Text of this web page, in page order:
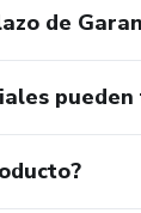
mercado laboral
de